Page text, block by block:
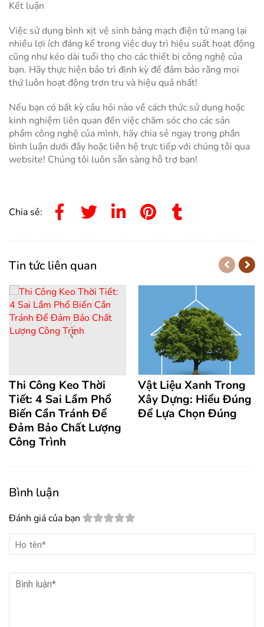
Kết luận
Việc sử dụng bình xịt vệ sinh bảng mạch điện tử mang lại
nhiều lợi ích đáng kể trong việc duy trì hiệu suất hoạt động
cũng như kéo dài tuổi thọ cho các thiết bị công nghệ của
bạn. Hãy thực hiện bảo trì định kỳ để đảm bảo rằng mọi
thứ luôn hoạt động trơn tru và hiệu quả nhất!
Nếu bạn có bất kỳ câu hỏi nào về cách thức sử dụng hoặc
kinh nghiệm liên quan đến việc chăm sóc cho các sản
phẩm công nghệ của mình, hãy chia sẻ ngay trong phần
bình luận dưới đây hoặc liên hệ trực tiếp với chúng tôi qua
website! Chúng tôi luôn sẵn sàng hỗ trợ bạn!
Chia sẻ:
Tin tức liên quan
Thi Công Keo Thời
Tiết: 4 Sai Lầm Phổ
Biến Cần Tránh Để
Đảm Bảo Chất Lượng
Công Trình
Vật Liệu Xanh Trong
Xây Dựng: Hiểu Đúng
Để Lựa Chọn Đúng
Bình luận
Đánh giá của bạn